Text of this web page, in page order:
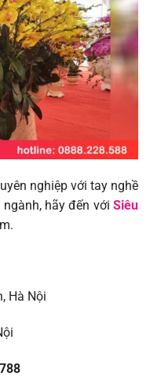
nghiệp với tay nghề
hãy đến với Siêu
Hà Nội